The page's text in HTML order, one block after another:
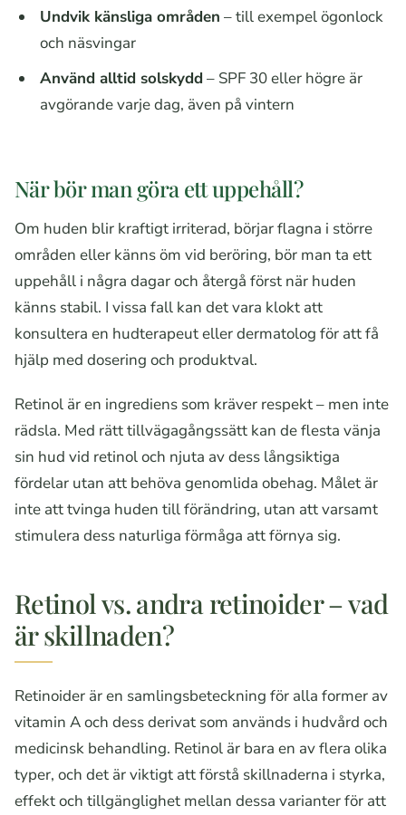
Undvik känsliga områden – till exempel ögonlock
och näsvingar
Använd alltid solskydd – SPF 30 eller högre är
avgörande varje dag, även på vintern
När bör man göra ett uppehåll?
Om huden blir kraftigt irriterad, börjar flagna i större
områden eller känns öm vid beröring, bör man ta ett
uppehåll i några dagar och återgå först när huden
känns stabil. I vissa fall kan det vara klokt att
konsultera en hudterapeut eller dermatolog för att få
hjälp med dosering och produktval.
Retinol är en ingrediens som kräver respekt – men inte
rädsla. Med rätt tillvägagångssätt kan de flesta vänja
sin hud vid retinol och njuta av dess långsiktiga
fördelar utan att behöva genomlida obehag. Målet är
inte att tvinga huden till förändring, utan att varsamt
stimulera dess naturliga förmåga att förnya sig.
Retinol vs. andra retinoider – vad
är skillnaden?
Retinoider är en samlingsbeteckning för alla former av
vitamin A och dess derivat som används i hudvård och
medicinsk behandling. Retinol är bara en av flera olika
typer, och det är viktigt att förstå skillnaderna i styrka,
effekt och tillgänglighet mellan dessa varianter för att